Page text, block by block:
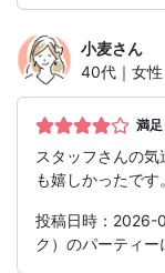
小麦さん
40代｜女性
満足
スタッフさんの
も嬉しかったで
投稿日時：2026-
ク）のパーティー